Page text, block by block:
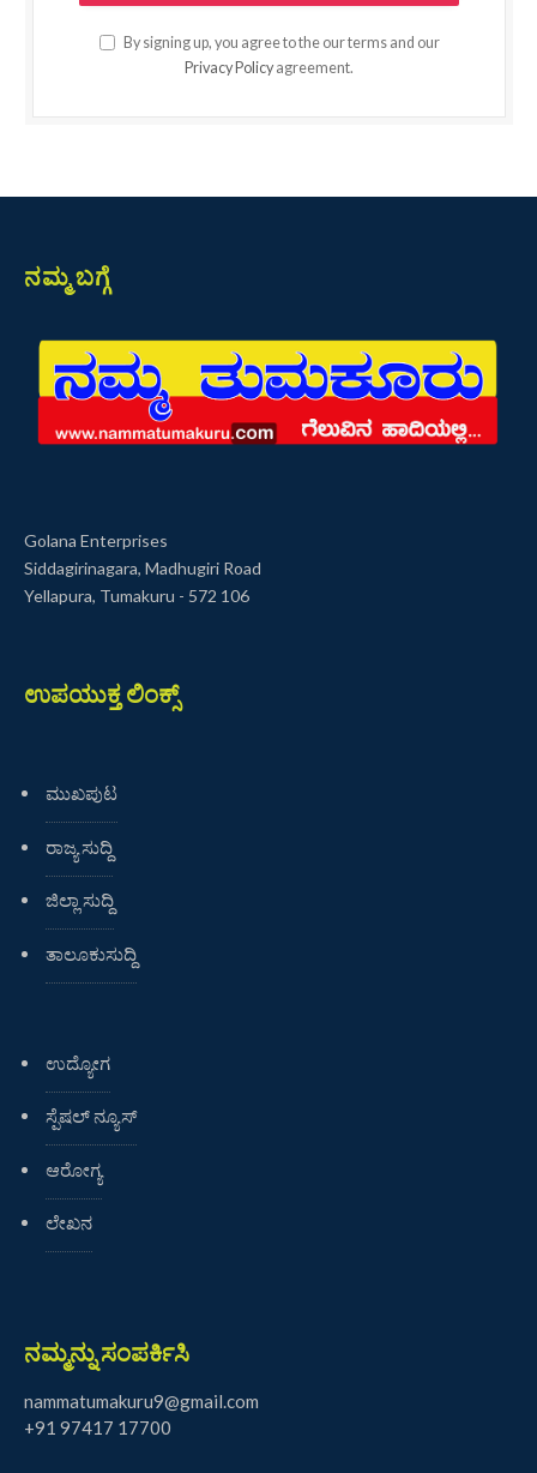
By signing up, you agree to the our terms and our
Privacy Policy agreement.
ನಮ್ಮ ಬಗ್ಗೆ
Golana Enterprises
Siddagirinagara, Madhugiri Road
Yellapura, Tumakuru - 572 106
ಉಪಯುಕ್ತ ಲಿಂಕ್ಸ್
ಮುಖಪುಟ
ರಾಜ್ಯ ಸುದ್ದಿ
ಜಿಲ್ಲಾ ಸುದ್ದಿ
ತಾಲೂಕುಸುದ್ದಿ
ಉದ್ಯೋಗ
ಸ್ಪೆಷಲ್ ನ್ಯೂಸ್
ಆರೋಗ್ಯ
ಲೇಖನ
ನಮ್ಮನ್ನು ಸಂಪರ್ಕಿಸಿ
nammatumakuru9@gmail.com
+91 97417 17700